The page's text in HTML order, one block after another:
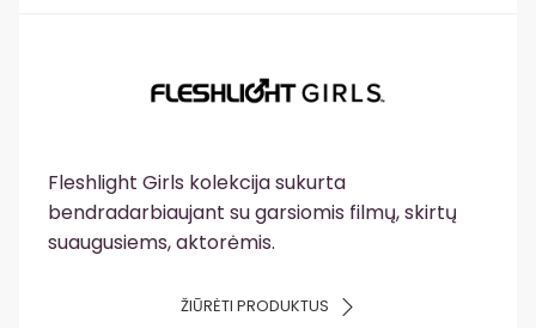
Fleshlight Girls kolekcija sukurta
bendradarbiaujant su garsiomis filmų, skirtų
suaugusiems, aktorėmis.
ŽIŪRĖTI PRODUKTUS